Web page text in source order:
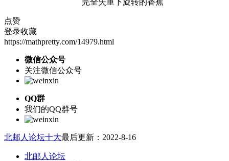
点赞
登录收藏
https://mathpretty.com/14979.html
微信公众号
关注微信公众号
QQ群
我们的QQ群号
北邮人论坛十大最后更新：2022-8-16
北邮人论坛